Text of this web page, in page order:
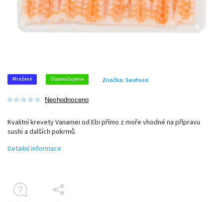
Mražené Doporučujeme
Neohodnoceno
Značka: Seafood
Kvalitní krevety Vanamei od Ebi přímo z moře vhodné na přípravu
sushi a dalších pokrmů.
Detailní informace